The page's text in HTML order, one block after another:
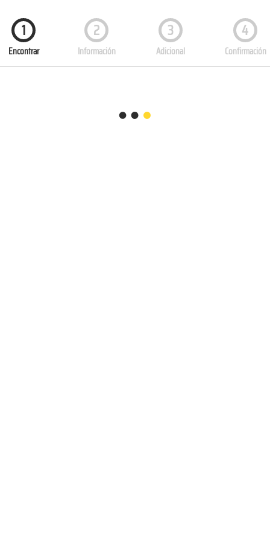
1
Encontrar
2
Información
3
Adicional
4
Confirmación